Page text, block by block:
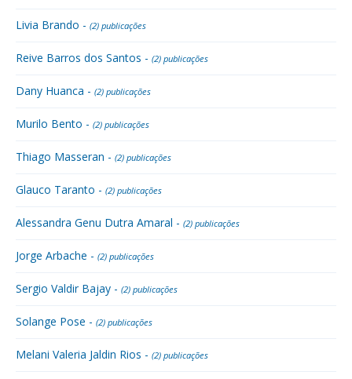
Livia Brando - (2) publicações
Reive Barros dos Santos - (2) publicações
Dany Huanca - (2) publicações
Murilo Bento - (2) publicações
Thiago Masseran - (2) publicações
Glauco Taranto - (2) publicações
Alessandra Genu Dutra Amaral - (2) publicações
Jorge Arbache - (2) publicações
Sergio Valdir Bajay - (2) publicações
Solange Pose - (2) publicações
Melani Valeria Jaldin Rios - (2) publicações